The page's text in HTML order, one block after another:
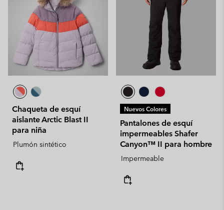
Chaqueta de esquí
aislante Arctic Blast II
para niña
Plumón sintético
Nuevos Colores
Pantalones de esquí
impermeables Shafer
Canyon™ II para hombre
Impermeable